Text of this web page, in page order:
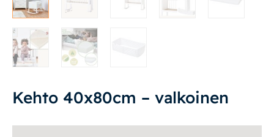
Vuodesohvat
Senioreille
Oma tili|Yhteystiedot|Ostoskori
Kehto 40x80cm – valkoinen